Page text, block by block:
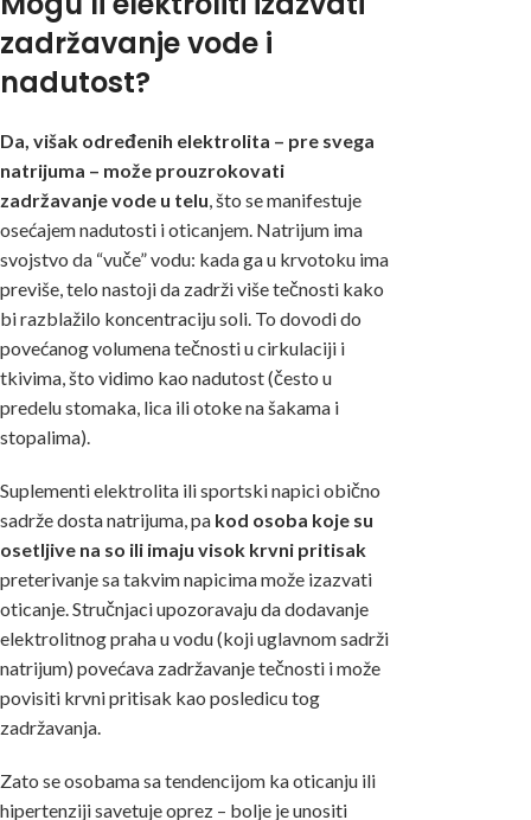
zadržavanje vode i
nadutost?
Da, višak određenih elektrolita – pre svega
natrijuma – može prouzrokovati
zadržavanje vode u telu , što se manifestuje
osećajem nadutosti i oticanjem. Natrijum ima
svojstvo da “vuče” vodu: kada ga u krvotoku ima
previše, telo nastoji da zadrži više tečnosti kako
bi razblažilo koncentraciju soli. To dovodi do
povećanog volumena tečnosti u cirkulaciji i
tkivima, što vidimo kao nadutost (često u
predelu stomaka, lica ili otoke na šakama i
stopalima).
Suplementi elektrolita ili sportski napici obično
sadrže dosta natrijuma, pa kod osoba koje su
osetljive na so ili imaju visok krvni pritisak
preterivanje sa takvim napicima može izazvati
oticanje. Stručnjaci upozoravaju da dodavanje
elektrolitnog praha u vodu (koji uglavnom sadrži
natrijum) povećava zadržavanje tečnosti i može
povisiti krvni pritisak kao posledicu tog
zadržavanja.
Zato se osobama sa tendencijom ka oticanju ili
hipertenziji savetuje oprez – bolje je unositi